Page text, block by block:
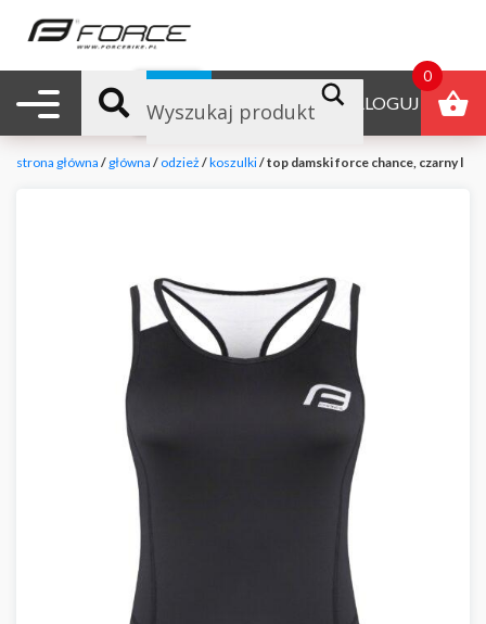
Nawigacja mobilna ZALOGUJ
B2B
strona główna / główna / odzież /koszulki/ top damski force chance, czarny l
0